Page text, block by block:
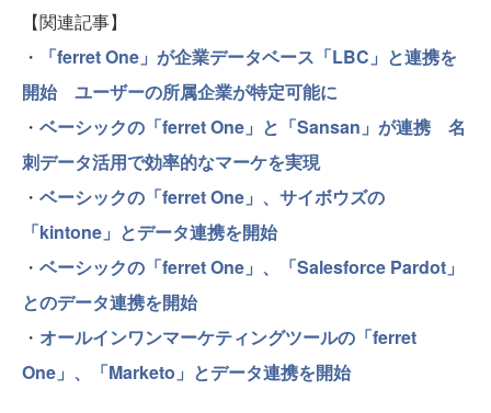
【関連記事】
・
「ferret One」が企業データベース「LBC」と連携を
開始 ユーザーの所属企業が特定可能に
・ ベーシックの「ferret One」と「Sansan」が連携 名
刺データ活用で効率的なマーケを実現
・ ベーシックの「ferret One」、サイボウズの
「kintone」とデータ連携を開始
・ ベーシックの「ferret One」、「Salesforce Pardot」
とのデータ連携を開始
・ オールインワンマーケティングツールの「ferret
One」、「Marketo」とデータ連携を開始